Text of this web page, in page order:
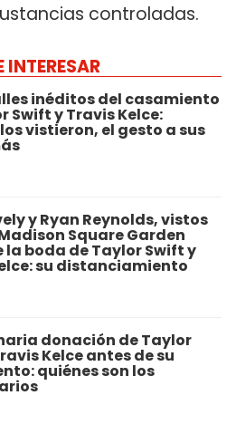
controladas.
INTERESAR
inéditos del casamiento
Swift y Travis Kelce:
vistieron, el gesto a sus
y Ryan Reynolds, vistos
Square Garden
la boda de Taylor Swift y
su distanciamiento
donación de Taylor
Kelce antes de su
quiénes son los